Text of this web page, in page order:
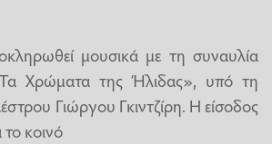
μουσικά με τη συναυλία
Χρώματα της Ήλιδας», υπό τη
Γιώργου Γκιντζίρη. Η είσοδος
το κοινό